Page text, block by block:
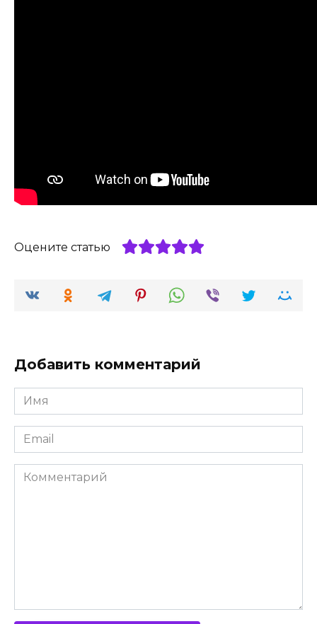
Оцените статью
Добавить комментарий
Имя
*
Email
*
Комментарий